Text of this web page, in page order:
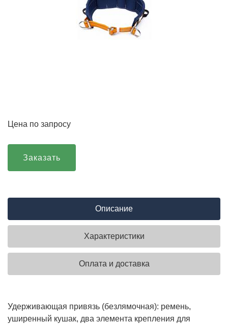
Цена по запросу
Заказать
Описание
Характеристики
Оплата и доставка
Удерживающая привязь (безлямочная): ремень,
уширенный кушак, два элемента крепления для